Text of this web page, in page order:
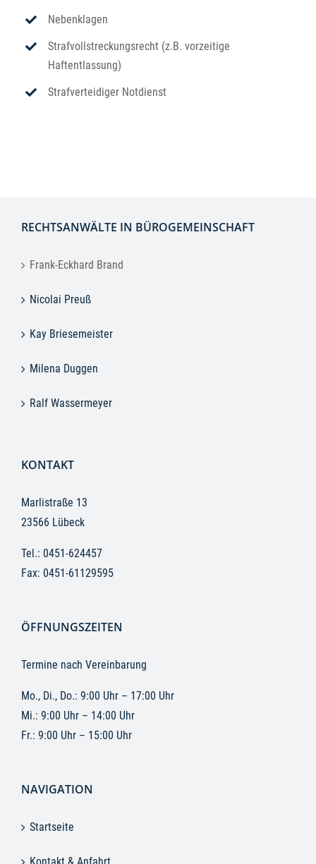
Nebenklagen
Strafvollstreckungsrecht (z.B. vorzeitige
Haftentlassung)
Strafverteidiger Notdienst
RECHTSANWÄLTE IN BÜROGEMEINSCHAFT
Frank-Eckhard Brand
Nicolai Preuß
Kay Briesemeister
Milena Duggen
Ralf Wassermeyer
KONTAKT
Marlistraße 13
23566 Lübeck
Tel.: 0451-624457
Fax: 0451-61129595
ÖFFNUNGSZEITEN
Termine nach Vereinbarung
Mo., Di., Do.: 9:00 Uhr – 17:00 Uhr
Mi.: 9:00 Uhr – 14:00 Uhr
Fr.: 9:00 Uhr – 15:00 Uhr
NAVIGATION
Startseite